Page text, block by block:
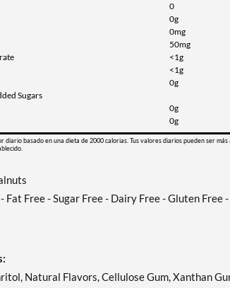
0
0g
0mg
50mg
<1g
<1g
0g
Sugars
0g
0g
diario basado en una dieta de 2000 calorias. Tus valores diarios pueden ser más
Fat Free - Sugar Free - Dairy Free - Gluten
Natural Flavors, Cellulose Gum, Xanthan